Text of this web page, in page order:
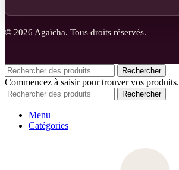
© 2026 Agaïcha. Tous droits réservés.
Rechercher
Commencez à saisir pour trouver vos produits.
Rechercher
Menu
Catégories